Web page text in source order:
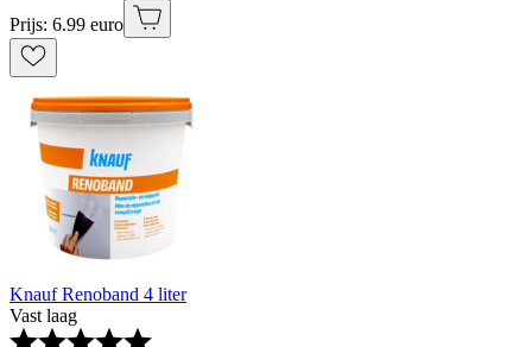
Prijs: 6.99 euro
Knauf Renoband 4 liter
Vast laag